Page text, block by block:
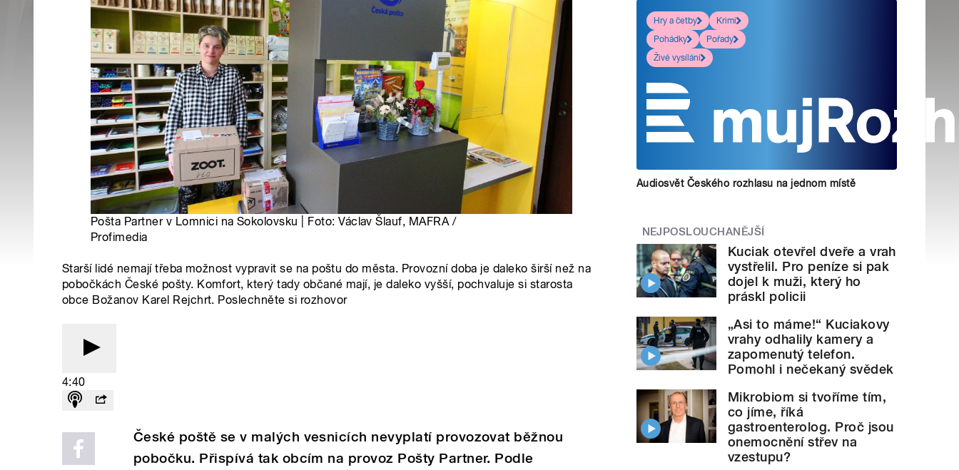
Pošta Partner v Lomnici na Sokolovsku | Foto: Václav Šlauf, MAFRA /
Profimedia
Starší lidé nemají třeba možnost vypravit se na poštu do města. Provozní doba je daleko širší než na
pobočkách České pošty. Komfort, který tady občané mají, je daleko vyšší, pochvaluje si starosta
obce Božanov Karel Rejchrt. Poslechněte si rozhovor
4:40
České poště se v malých vesnicích nevyplatí provozovat běžnou
pobočku. Přispívá tak obcím na provoz Pošty Partner. Podle
Hry a četby
Krimi
Pohádky
Pořady
Živé vysílání
Audiosvět Českého rozhlasu na jednom místě
NEJPOSLOUCHANĚJŠÍ
Kuciak otevřel dveře a vrah
vystřelil. Pro peníze si pak
dojel k muži, který ho
práskl policii
„Asi to máme!“ Kuciakovy
vrahy odhalily kamery a
zapomenutý telefon.
Pomohl i nečekaný svědek
Mikrobiom si tvoříme tím,
co jíme, říká
gastroenterolog. Proč jsou
onemocnění střev na
vzestupu?